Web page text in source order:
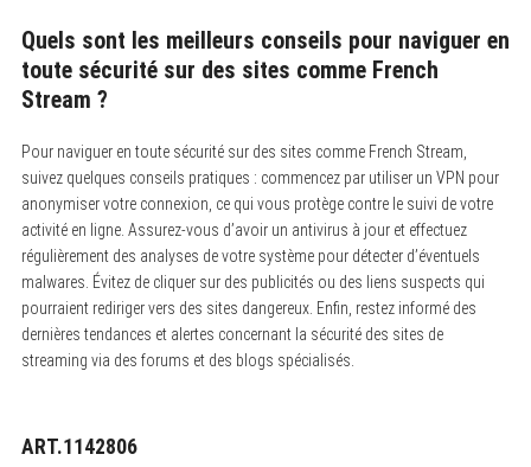
Quels sont les meilleurs conseils pour naviguer en
toute sécurité sur des sites comme French
Stream ?
Pour naviguer en toute sécurité sur des sites comme French Stream,
suivez quelques conseils pratiques : commencez par utiliser un VPN pour
anonymiser votre connexion, ce qui vous protège contre le suivi de votre
activité en ligne. Assurez-vous d’avoir un antivirus à jour et effectuez
régulièrement des analyses de votre système pour détecter d’éventuels
malwares. Évitez de cliquer sur des publicités ou des liens suspects qui
pourraient rediriger vers des sites dangereux. Enfin, restez informé des
dernières tendances et alertes concernant la sécurité des sites de
streaming via des forums et des blogs spécialisés.
ART.1142806